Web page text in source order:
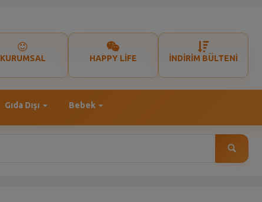
KURUMSAL HAPPY LİFE İNDİRİM BÜLTENİ
Gıda Dışı Bebek